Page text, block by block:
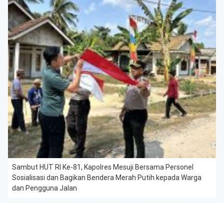
Sambut HUT RI Ke-81, Kapolres Mesuji Bersama Personel
Sosialisasi dan Bagikan Bendera Merah Putih kepada Warga
dan Pengguna Jalan